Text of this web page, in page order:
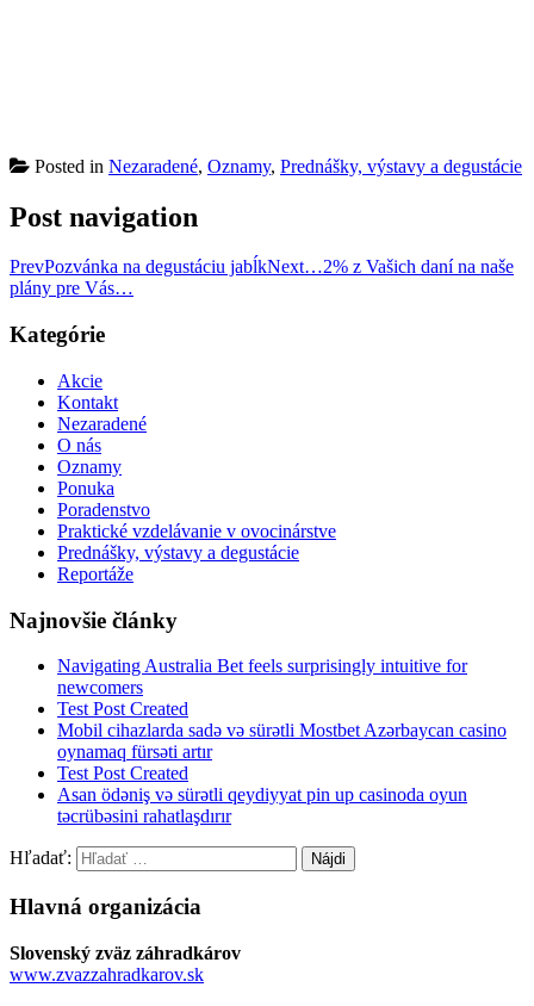
Posted in Nezaradené, Oznamy, Prednášky, výstavy a degustácie
Post navigation
PrevPozvánka na degustáciu jabĺkNext…2% z Vašich daní na naše
plány pre Vás…
Kategórie
Akcie
Kontakt
Nezaradené
O nás
Oznamy
Ponuka
Poradenstvo
Praktické vzdelávanie v ovocinárstve
Prednášky, výstavy a degustácie
Reportáže
Najnovšie články
Navigating Australia Bet feels surprisingly intuitive for
newcomers
Test Post Created
Mobil cihazlarda sadə və sürətli Mostbet Azərbaycan casino
oynamaq fürsəti artır
Test Post Created
Asan ödəniş və sürətli qeydiyyat pin up casinoda oyun
təcrübəsini rahatlaşdırır
Hľadať:
Hlavná organizácia
Slovenský zväz záhradkárov
www.zvazzahradkarov.sk